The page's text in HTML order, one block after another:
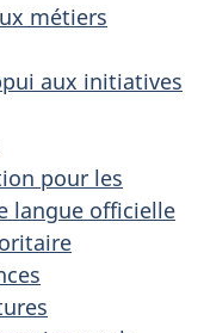
métiers
aux initiatives
pour les
langue officielle